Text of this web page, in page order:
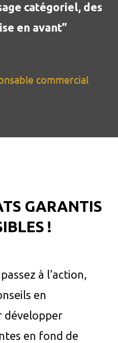
catégoriel, des
en avant”
commercial
GARANTIS
!
à l’action,
en
développer
en fond de